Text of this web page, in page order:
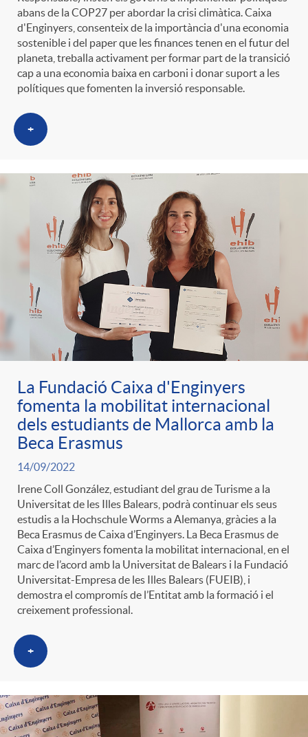
abans de la COP27 per abordar la crisi climàtica. Caixa
d'Enginyers, consenteix de la importància d'una economia
sostenible i del paper que les finances tenen en el futur del
planeta, treballa activament per formar part de la transició
cap a una economia baixa en carboni i donar suport a les
polítiques que fomenten la inversió responsable.
+
La Fundació Caixa d'Enginyers
fomenta la mobilitat internacional
dels estudiants de Mallorca amb la
Beca Erasmus
14/09/2022
Irene Coll González, estudiant del grau de Turisme a la
Universitat de les Illes Balears, podrà continuar els seus
estudis a la Hochschule Worms a Alemanya, gràcies a la
Beca Erasmus de Caixa d’Enginyers. La Beca Erasmus de
Caixa d’Enginyers fomenta la mobilitat internacional, en el
marc de l’acord amb la Universitat de Balears i la Fundació
Universitat-Empresa de les Illes Balears (FUEIB), i
demostra el compromís de l’Entitat amb la formació i el
creixement professional.
+